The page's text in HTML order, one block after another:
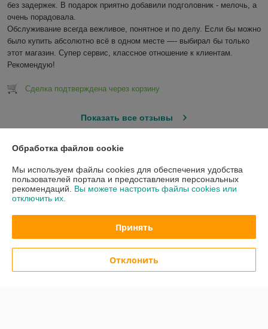
без задержек. В подарок приятно добавили подголовник - мелочь, а
очень порадовала.
Обслуживание всегда вежливое, понятное и по делу. Если бы можно
было купить абсолютно всё в одном месте —- выбирал бы только
этот магазин. Супер сервис, классное отношение к клиентам.
Рекомендую!
Сделка подтверждена через корзину
Показать все отзывы
Контакты
Доставка и оплата
Полная версия сайта
Обработка файлов cookie
Мы используем файлы cookies для обеспечения удобства
пользователей портала и предоставления персональных
рекомендаций. Вы можете настроить файлы cookies или
отключить их.
Принять
Отклонить